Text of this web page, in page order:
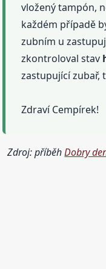
vložený tampón,
každém případě
zubním u
zkontroloval stav
zastupující zubař,
Zdraví Cempírek!
Zdroj: příběhDobry